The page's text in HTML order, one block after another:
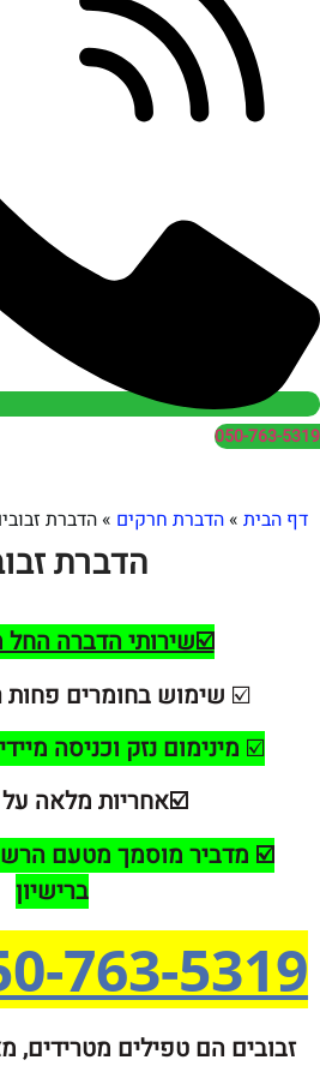
»הדברת חרקים»הדברת זבובים
הדברת זבובים
☑️שירותי הדברה החל מ 349 ש"ח!
שימוש בחומרים פחות רעילים
נזק וכניסה מיידית
☑️אחריות מלאה על
מוסמך מטעם הרשות
050-763-
הם טפילים מטרידים, מציקים